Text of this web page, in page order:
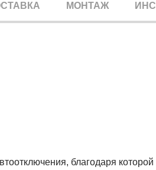
МОНТАЖ
благодаря